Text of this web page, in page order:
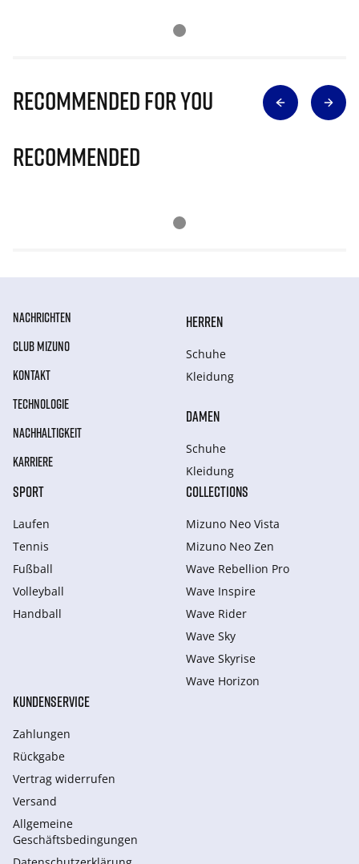
Recommended for you
Recommended
NACHRICHTEN
CLUB MIZUNO
KONTAKT
TECHNOLOGIE
NACHHALTIGKEIT
KARRIERE
HERREN
Schuhe
Kleidung
DAMEN
Schuhe
Kleidung
SPORT
Laufen
Tennis
Fußball
Volleyball
Handball
COLLECTIONS
Mizuno Neo Vista
Mizuno Neo Zen
Wave Rebellion Pro
Wave Inspire
Wave Rider
Wave Sky
Wave Skyrise
Wave Horizon
KUNDENSERVICE
Zahlungen
Rückgabe
Vertrag widerrufen
Versand
Allgemeine
Geschäftsbedingungen